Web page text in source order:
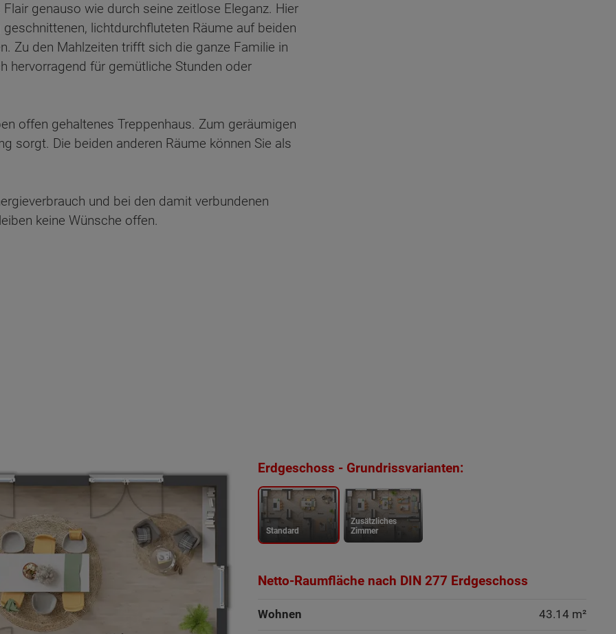
genauso wie durch seine zeitlose Eleganz. Hier
lichtdurchfluteten Räume auf beiden
Zu den Mahlzeiten trifft sich die ganze Familie in
hervorragend für gemütliche Stunden oder
offen gehaltenes Treppenhaus. Zum geräumigen
sorgt. Die beiden anderen Räume können Sie als
und bei den damit verbundenen
keine Wünsche offen.
Erdgeschoss - Grundrissvarianten:
Standard
Zusätzliches
Zimmer
Netto-Raumfläche nach DIN 277 Erdgeschoss
Wohnen 43.14 m²